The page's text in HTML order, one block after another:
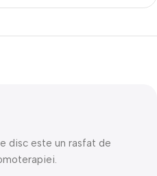
disc este un rasfat de